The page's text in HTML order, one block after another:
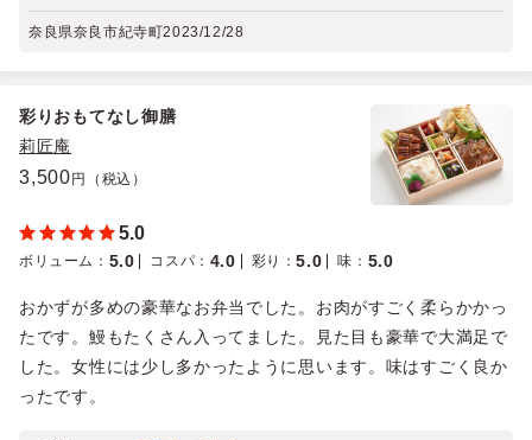
奈良県奈良市紀寺町2023/12/28
彩りおもてなし御膳
莉匠庵
3,500円（税込）
5.0
ボリューム ： 5.0 コスパ ： 4.0 彩り ：5.0 味 ： 5.0
おかずが多めの豪華なお弁当でした。お肉がすごく柔らかかっ
たです。鰻もたくさん入ってました。見た目も豪華で大満足で
した。女性には少し多かったように思います。味はすごく良か
ったです。